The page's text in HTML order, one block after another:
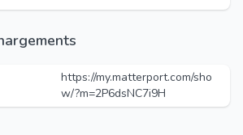
https://my.matterport.com/sho
w/?m=2P6dsNC7i9H